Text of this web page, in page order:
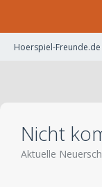
Hoerspiel-Freunde.de
Nicht
Aktuelle